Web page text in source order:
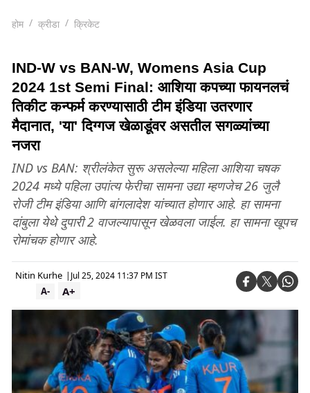
होम क्रीडा क्रिकेट
IND-W vs BAN-W, Womens Asia Cup
2024 1st Semi Final: आशिया कपच्या फायनलचं
तिकीट कन्फर्म करण्यासाठी टीम इंडिया उतरणार
मैदानात, 'या' दिग्गज खेळाडूंवर असतील सगळ्यांच्या
नजरा
IND vs BAN: श्रीलंकेत सुरू असलेल्या महिला आशिया चषक
2024 मध्ये पहिला उपांत्य फेरीचा सामना उद्या म्हणजेच 26 जुलै
रोजी टीम इंडिया आणि बांगलादेश यांच्यात होणार आहे. हा सामना
दांबुला येथे दुपारी 2 वाजल्यापासून खेळवला जाईल. हा सामना खूपच
रोमांचक होणार आहे.
Nitin Kurhe | Jul 25, 2024 11:37 PM IST
A+
A-